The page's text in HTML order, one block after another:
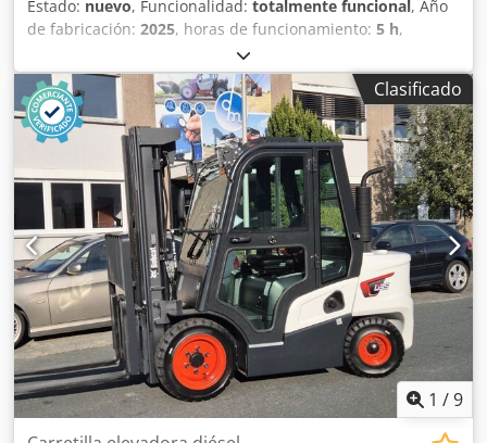
Estado: nuevo, Funcionalidad: totalmente funcional, Año
de fabricación: 2025, horas de funcionamiento: 5 h,
1.600 kg, altura de elevación:
mm, ascensor libre:1.520 mm, tipo de combustible:
eléctrico
, tipo de mástil:triple, altura de construcción:
2.108 mm, longitud de la horquilla:1.150 mm, peso en
vacío:
1.340 kg, longitud total:1.964 mm, tipo de
accionamiento:Elektro, ancho de construcción:820 mm,
Transpaleta Centro de carga: 600 Ancho de la horquilla:
560 mm Tipo de mástil: Triplex Condición: Nuevo
Chodpfewi Acgsx Ah Hea Estado técnico: Nuevo Tipo de
neumáticos delanteros: poliuretano Estado de los
neumáticos delanteros: 80 - 100% Tipo de neumáticos
traseros: poliuretano Estado de los neumáticos traseros:
80 - 100% Voltaje de la batería: 24 V Batería Ah: 150 Ah
Tipo de batería: iones de litio Año de fabricación de la
batería: 2025 Estado de la batería: 80 - 100% Carrera
inicial, carrera libre completa, certificado CE, Batería de
iones de litio que no requiere mantenimiento.
Clasificado
1 /9